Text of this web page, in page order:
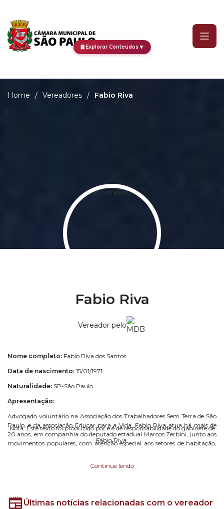
Explorar Conteúdos▼
Home / Vereadores / Fabio Riva
Fabio Riva
Vereador pelo
Nome completo: Fabio Riva dos Santos
Data de nascimento: 15/01/1971
Naturalidade: SP-São Paulo
Apresentação:
Advogado voluntário na Associação dos Trabalhadores Sem Terra de São
Paulo, e da associação Educar para a Vida, Fabio Riva atua há mais de
20 anos, em companhia do deputado estadual Marcos Zerbini, junto aos
movimentos populares, com atenção especial aos setores de habitação,
Nota: Este texto foi produzido por e é de responsabilidade do gabinete de
Fabio Riva.
Continue lendo
Últimas notícias relacionadas com o vereador